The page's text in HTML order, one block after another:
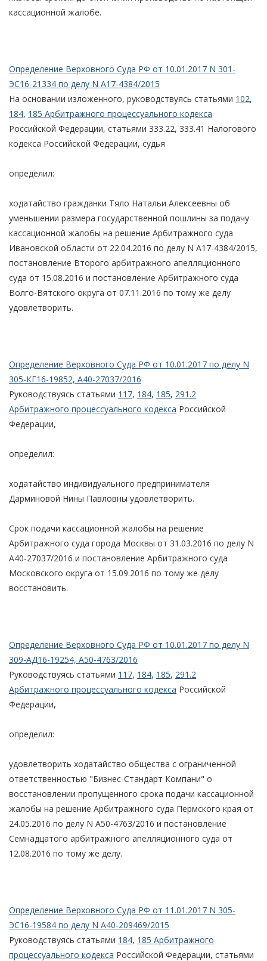
кассационной жалобе.
Определение Верховного Суда РФ от 10.01.2017 N 301-
ЭС16-21334 по делу N А17-4384/2015
На основании изложенного, руководствуясь статьями 102,
184, 185 Арбитражного процессуального кодекса
Российской Федерации, статьями 333.22, 333.41 Налогового
кодекса Российской Федерации, судья
определил:
ходатайство гражданки Тяло Натальи Алексеевны об
уменьшении размера государственной пошлины за подачу
кассационной жалобы на решение Арбитражного суда
Ивановской области от 22.04.2016 по делу N А17-4384/2015,
постановление Второго арбитражного апелляционного
суда от 15.08.2016 и постановление Арбитражного суда
Волго-Вятского округа от 07.11.2016 по тому же делу
удовлетворить.
Определение Верховного Суда РФ от 10.01.2017 по делу N
305-КГ16-19852, А40-27037/2016
Руководствуясь статьями 117, 184, 185, 291.2
Арбитражного процессуального кодекса Российской
Федерации,
определил:
ходатайство индивидуального предпринимателя
Дарминовой Нины Павловны удовлетворить.
Срок подачи кассационной жалобы на решение
Арбитражного суда города Москвы от 31.03.2016 по делу N
А40-27037/2016 и постановление Арбитражного суда
Московского округа от 15.09.2016 по тому же делу
восстановить.
Определение Верховного Суда РФ от 10.01.2017 по делу N
309-АД16-19254, А50-4763/2016
Руководствуясь статьями 117, 184, 185, 291.2
Арбитражного процессуального кодекса Российской
Федерации,
определил:
удовлетворить ходатайство общества с ограниченной
ответственностью "Бизнес-Стандарт Компани" о
восстановлении пропущенного срока подачи кассационной
жалобы на решение Арбитражного суда Пермского края от
24.05.2016 по делу N А50-4763/2016 и постановление
Семнадцатого арбитражного апелляционного суда от
12.08.2016 по тому же делу.
Определение Верховного Суда РФ от 11.01.2017 N 305-
ЭС16-19584 по делу N А40-209469/2015
Руководствуясь статьями 184, 185 Арбитражного
процессуального кодекса Российской Федерации, статьями